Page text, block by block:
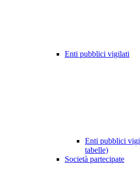
Enti pubblici vigilati
Enti pubblici
tabelle)
Società partecipate